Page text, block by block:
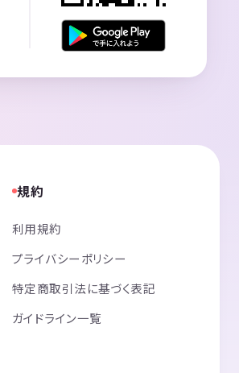
規約
利用規約
プライバシーポリシー
特定商取引法に基づく表記
ガイドライン一覧